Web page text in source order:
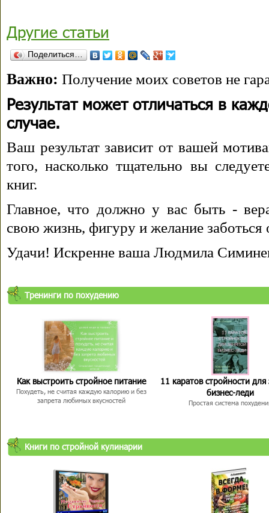
Другие статьи
Поделиться…
Важно: Получение моих советов не
Результат может отличаться в
случае.
Ваш результат зависит от вашей
того, насколько тщательно вы
книг.
Главное, что должно у вас быть -
свою жизнь, фигуру и желание заботься
Удачи! Искренне ваша Людмила
Тренинги по похудению
Как выстроить стройное питание
Похудеть, не считая каждую калорию и без
запрета любимых вкусностей
11 каратов стройности для
бизнес-леди
Простая система
Книги по стройной кулинарии